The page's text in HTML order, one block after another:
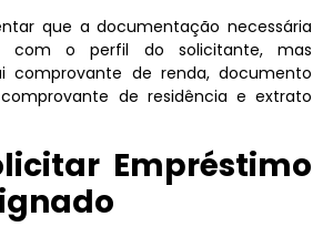
que a documentação necessária
com o perfil do solicitante, mas
comprovante de renda, documento
de residência e extrato
Empréstimo